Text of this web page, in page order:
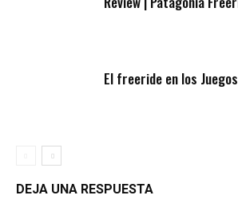
El freeride en los
DEJA UNA RESPUESTA